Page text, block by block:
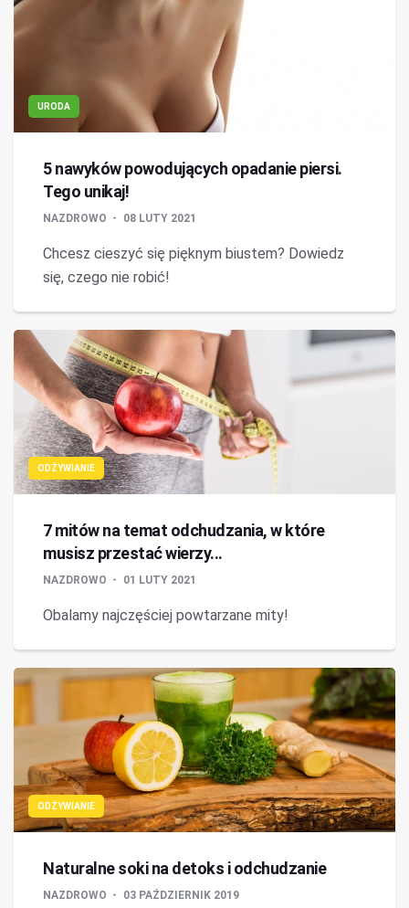
URODA
5 nawyków powodujących opadanie piersi.
Tego unikaj!
NAZDROWO 08 LUTY 2021
Chcesz cieszyć się pięknym biustem? Dowiedz
się, czego nie robić!
ODŻYWIANIE
7 mitów na temat odchudzania, w które
musisz przestać wierzy...
NAZDROWO 01 LUTY 2021
Obalamy najczęściej powtarzane mity!
ODŻYWIANIE
Naturalne soki na detoks i odchudzanie
NAZDROWO 03 PAŹDZIERNIK 2019